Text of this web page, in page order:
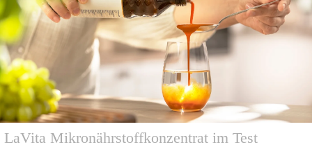
LaVita Mikronährstoffkonzentrat im Test